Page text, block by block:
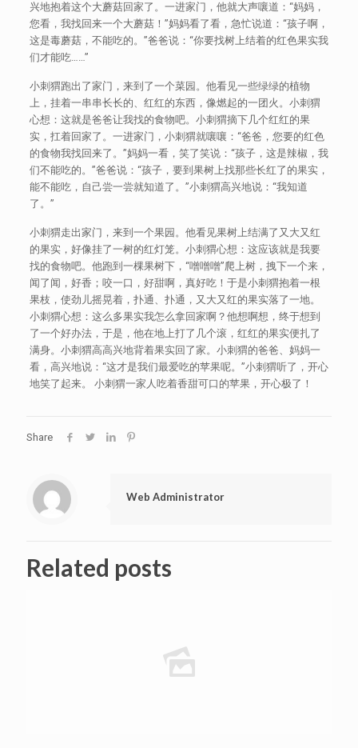
兴地抱着这个大蘑菇回家了。一进家门，他就大声嚷道：“妈妈，
您看，我找回来一个大蘑菇！”妈妈看了看，急忙说道：“孩子啊，
这是毒蘑菇，不能吃的。”爸爸说：“你要找树上结着的红色果实我
们才能吃……”
小刺猬跑出了家门，来到了一个菜园。他看见一些绿绿的植物
上，挂着一串串长长的、红红的东西，像燃起的一团火。小刺猬
心想：这就是爸爸让我找的食物吧。小刺猬摘下几个红红的果
实，扛着回家了。一进家门，小刺猬就嚷嚷：“爸爸，您要的红色
的食物我找回来了。”妈妈一看，笑了笑说：“孩子，这是辣椒，我
们不能吃的。”爸爸说：“孩子，要到果树上找那些长红了的果实，
能不能吃，自己尝一尝就知道了。”小刺猬高兴地说：“我知道
了。”
小刺猬走出家门，来到一个果园。他看见果树上结满了又大又红
的果实，好像挂了一树的红灯笼。小刺猬心想：这应该就是我要
找的食物吧。他跑到一棵果树下，“噌噌噌”爬上树，拽下一个来，
闻了闻，好香；咬一口，好甜啊，真好吃！于是小刺猬抱着一根
果枝，使劲儿摇晃着，扑通、扑通，又大又红的果实落了一地。
小刺猬心想：这么多果实我怎么拿回家啊？他想啊想，终于想到
了一个好办法，于是，他在地上打了几个滚，红红的果实便扎了
满身。小刺猬高高兴地背着果实回了家。小刺猬的爸爸、妈妈一
看，高兴地说：“这才是我们最爱吃的苹果呢。”小刺猬听了，开心
地笑了起来。 小刺猬一家人吃着香甜可口的苹果，开心极了！
Share
Web Administrator
Related posts